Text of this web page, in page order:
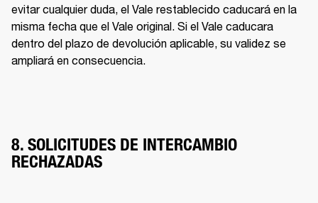
evitar cualquier duda, el Vale restablecido caducará en la
misma fecha que el Vale original. Si el Vale caducara
dentro del plazo de devolución aplicable, su validez se
ampliará en consecuencia.
8. SOLICITUDES DE INTERCAMBIO
RECHAZADAS